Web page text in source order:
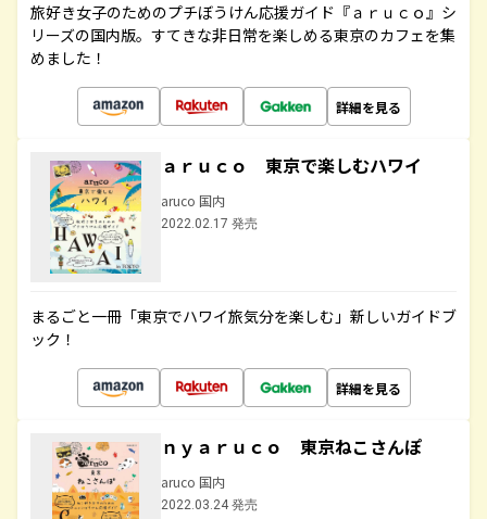
旅好き女子のためのプチぼうけん応援ガイド『ａｒｕｃｏ』シ
リーズの国内版。すてきな非日常を楽しめる東京のカフェを集
めました！
詳細を見る
ａｒｕｃｏ 東京で楽しむハワイ
aruco 国内
2022.02.17 発売
まるごと一冊「東京でハワイ旅気分を楽しむ」新しいガイドブ
ック！
詳細を見る
ｎｙａｒｕｃｏ 東京ねこさんぽ
aruco 国内
2022.03.24 発売